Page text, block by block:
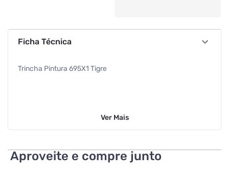
Ficha Técnica
Trincha Pintura 695X1 Tigre
Ver Mais
Aproveite e compre junto